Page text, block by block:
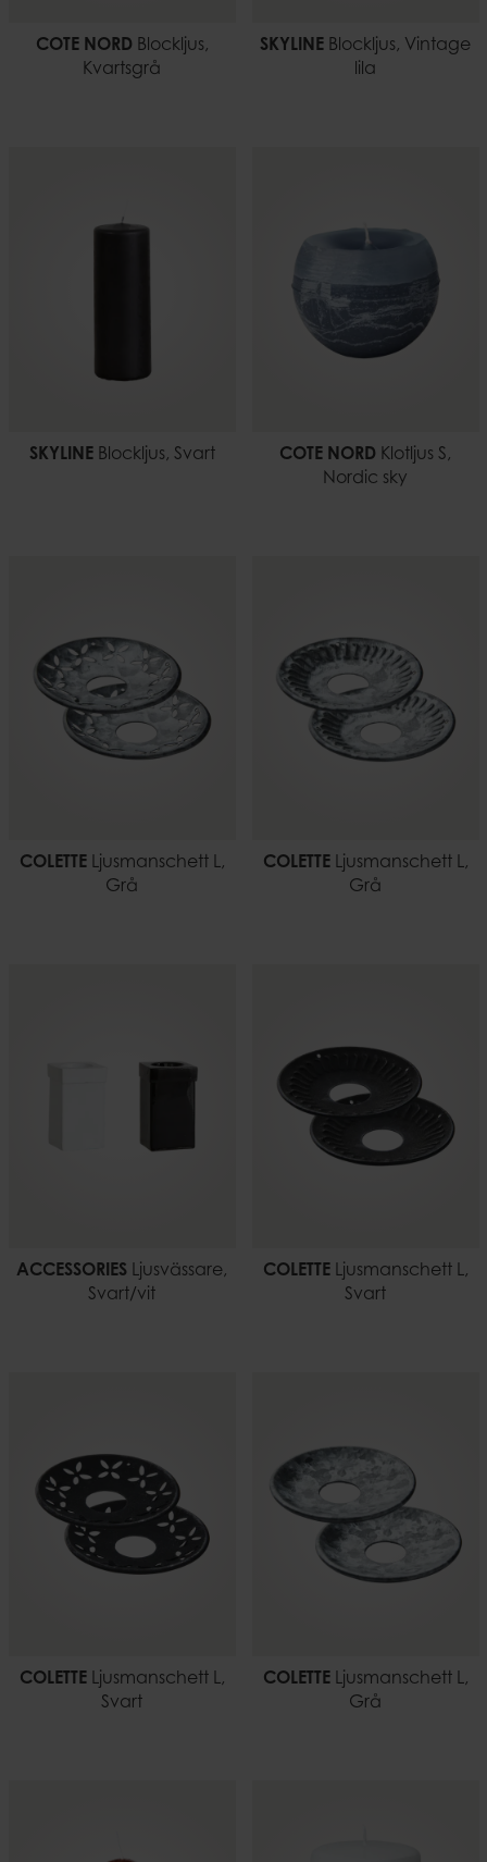
COTE NORD Blockljus,
Kvartsgrå
SKYLINE Blockljus, Vintage
lila
SKYLINEBlockljus, Svart COTE NORD Klotljus S,
Nordic sky
COLETTELjusmanschett L,
Grå
COLETTELjusmanschett L,
Grå
ACCESSORIES Ljusvässare,
Svart/vit
COLETTELjusmanschett L,
Svart
COLETTELjusmanschett L,
Svart
COLETTELjusmanschett L,
Grå